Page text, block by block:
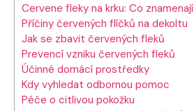
Cervene fleky na krku: Co znamenají
Příčiny červených flíčků na dekoltu
Jak se zbavit červených fleků
Prevencí vzniku červených fleků
Účinné domácí prostředky
Kdy vyhledat odbornou pomoc
Péče o citlivou pokožku